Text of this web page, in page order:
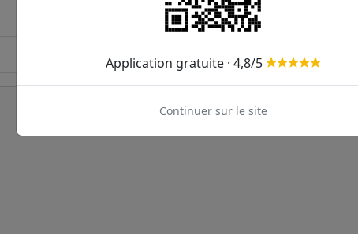
Application gratuite · 4,8/5
Continuer sur le site